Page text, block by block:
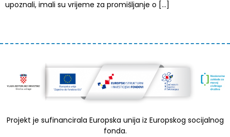
upoznali, imali su vrijeme za promišljanje o […]
Projekt je sufinancirala Europska unija iz Europskog socijalnog
fonda.